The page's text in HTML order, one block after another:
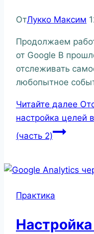
ОтЛукко Максим
Продолжаем
от Google В
отслеживать
любопытное
Читайте далее
настройка целей
(часть 2)
Практика